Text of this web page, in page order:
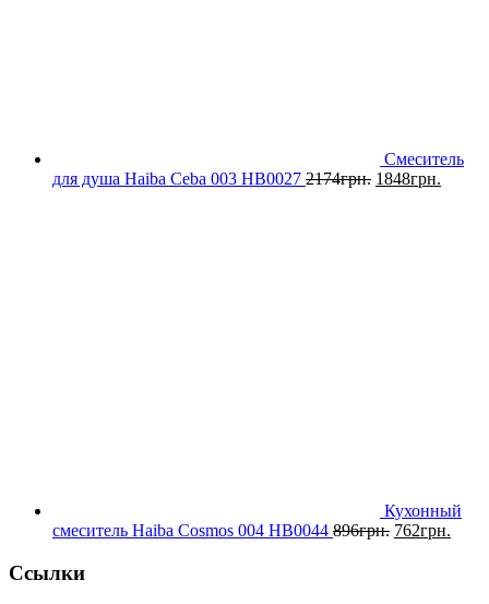
Смеситель
для душа Haiba Ceba 003 HB0027 2174грн. 1848грн.
Кухонный
смеситель Haiba Cosmos 004 HB0044 896грн. 762грн.
Ссылки